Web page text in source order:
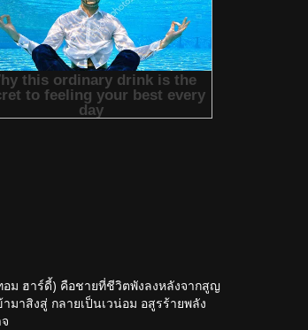
อม ฮาร์ดี้) คือชายที่ชีวิตพังลงหลังจากสูญ
มาสิงสู่ กลายเป็นเวน่อม อสูรร้ายพลัง